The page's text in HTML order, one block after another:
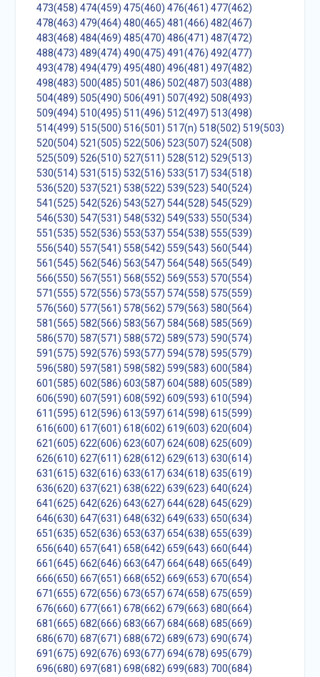
473(458) 474(459) 475(460) 476(461) 477(462)
478(463) 479(464) 480(465) 481(466) 482(467)
483(468) 484(469) 485(470) 486(471) 487(472)
488(473) 489(474) 490(475) 491(476) 492(477)
493(478) 494(479) 495(480) 496(481) 497(482)
498(483) 500(485) 501(486) 502(487) 503(488)
504(489) 505(490) 506(491) 507(492) 508(493)
509(494) 510(495) 511(496) 512(497) 513(498)
514(499) 515(500) 516(501) 517(n) 518(502) 519(503)
520(504) 521(505) 522(506) 523(507) 524(508)
525(509) 526(510) 527(511) 528(512) 529(513)
530(514) 531(515) 532(516) 533(517) 534(518)
536(520) 537(521) 538(522) 539(523) 540(524)
541(525) 542(526) 543(527) 544(528) 545(529)
546(530) 547(531) 548(532) 549(533) 550(534)
551(535) 552(536) 553(537) 554(538) 555(539)
556(540) 557(541) 558(542) 559(543) 560(544)
561(545) 562(546) 563(547) 564(548) 565(549)
566(550) 567(551) 568(552) 569(553) 570(554)
571(555) 572(556) 573(557) 574(558) 575(559)
576(560) 577(561) 578(562) 579(563) 580(564)
581(565) 582(566) 583(567) 584(568) 585(569)
586(570) 587(571) 588(572) 589(573) 590(574)
591(575) 592(576) 593(577) 594(578) 595(579)
596(580) 597(581) 598(582) 599(583) 600(584)
601(585) 602(586) 603(587) 604(588) 605(589)
606(590) 607(591) 608(592) 609(593) 610(594)
611(595) 612(596) 613(597) 614(598) 615(599)
616(600) 617(601) 618(602) 619(603) 620(604)
621(605) 622(606) 623(607) 624(608) 625(609)
626(610) 627(611) 628(612) 629(613) 630(614)
631(615) 632(616) 633(617) 634(618) 635(619)
636(620) 637(621) 638(622) 639(623) 640(624)
641(625) 642(626) 643(627) 644(628) 645(629)
646(630) 647(631) 648(632) 649(633) 650(634)
651(635) 652(636) 653(637) 654(638) 655(639)
656(640) 657(641) 658(642) 659(643) 660(644)
661(645) 662(646) 663(647) 664(648) 665(649)
666(650) 667(651) 668(652) 669(653) 670(654)
671(655) 672(656) 673(657) 674(658) 675(659)
676(660) 677(661) 678(662) 679(663) 680(664)
681(665) 682(666) 683(667) 684(668) 685(669)
686(670) 687(671) 688(672) 689(673) 690(674)
691(675) 692(676) 693(677) 694(678) 695(679)
696(680) 697(681) 698(682) 699(683) 700(684)